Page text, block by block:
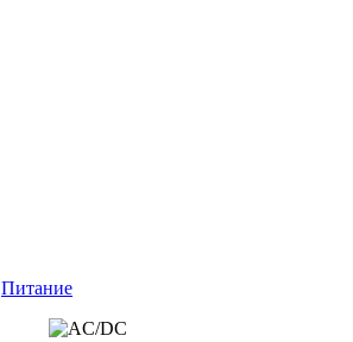
Питание